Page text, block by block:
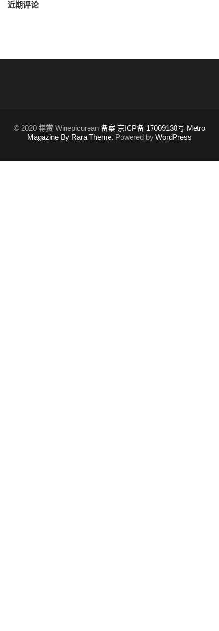
近期评论
© 2020 樽赏 Winepicurean 备案 京ICP备 17009138号 Metro
Magazine By Rara Theme. Powered by WordPress